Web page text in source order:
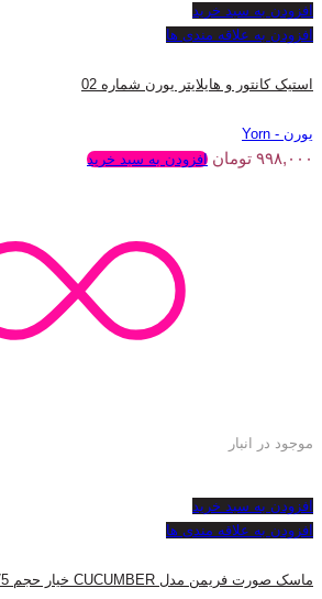
افزودن به سبد خرید
افزودن به علاقه مندی ها
استیک کانتور و هایلایتر یورن شماره 02
یورن - Yorn
۹۹۸,۰۰۰ تومان افزودن به سبد خرید
موجود در انبار
افزودن به سبد خرید
افزودن به علاقه مندی ها
ماسک صورت فریمن مدل CUCUMBER خیار حجم 175